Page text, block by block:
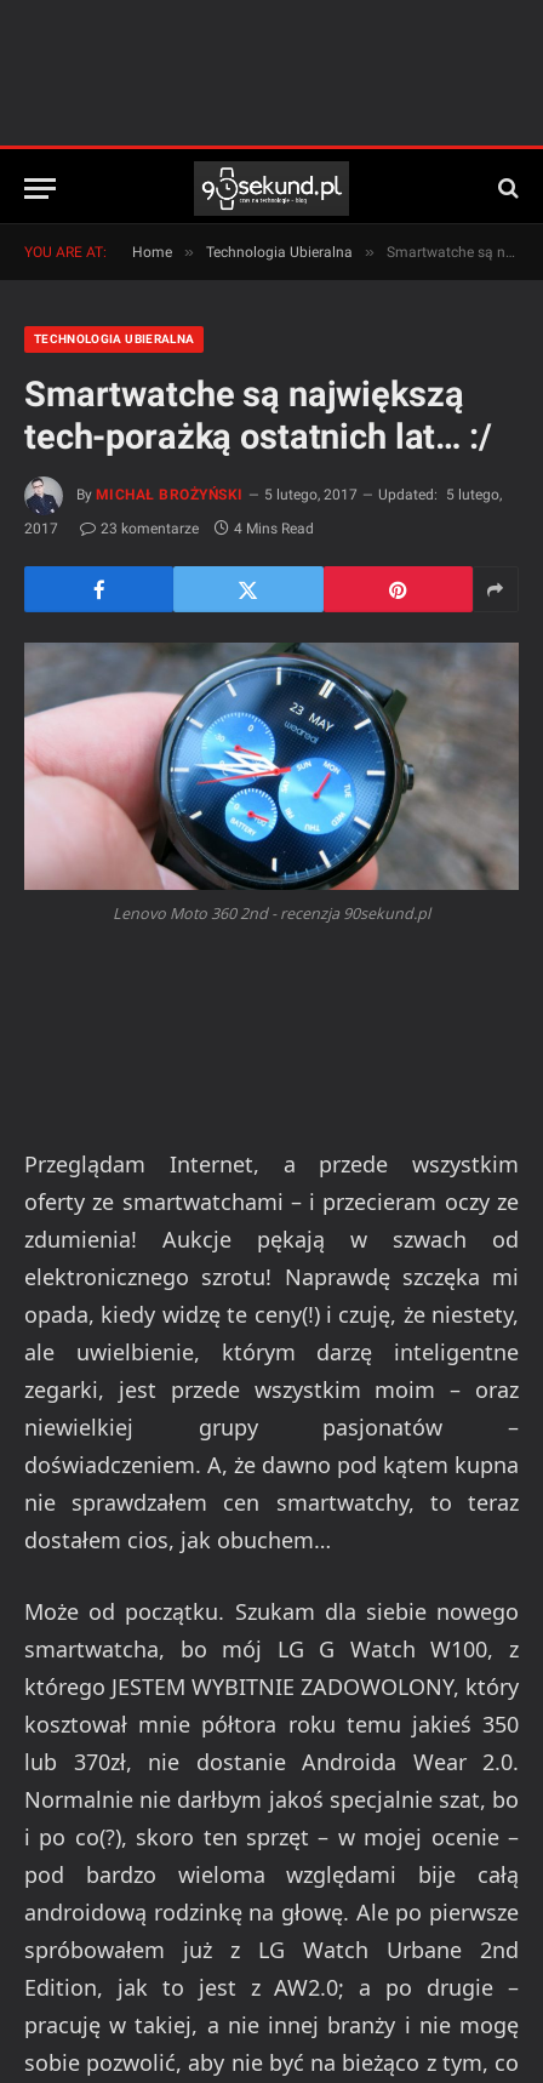
YOU ARE AT: Home » Technologia Ubieralna » Smartwatche są największą tech-porażką ostatnich lat… :/
TECHNOLOGIA UBIERALNA
Smartwatche są największą
tech-porażką ostatnich lat… :/
By MICHAŁ BROŻYŃSKI 5 lutego, 2017 Updated:
5 lutego,
2017
23 komentarze 4 Mins Read
Lenovo Moto 360 2nd - recenzja 90sekund.pl
Przeglądam Internet, a przede wszystkim
oferty ze smartwatchami – i przecieram oczy ze
zdumienia! Aukcje pękają w szwach od
elektronicznego szrotu! Naprawdę szczęka mi
opada, kiedy widzę te ceny(!) i czuję, że niestety,
ale uwielbienie, którym darzę inteligentne
zegarki, jest przede wszystkim moim – oraz
niewielkiej grupy pasjonatów –
doświadczeniem. A, że dawno pod kątem kupna
nie sprawdzałem cen smartwatchy, to teraz
dostałem cios, jak obuchem…
Może od początku. Szukam dla siebie nowego
smartwatcha, bo mój LG G Watch W100, z
którego JESTEM WYBITNIE ZADOWOLONY, który
kosztował mnie półtora roku temu jakieś 350
lub 370zł, nie dostanie Androida Wear 2.0.
Normalnie nie darłbym jakoś specjalnie szat, bo
i po co(?), skoro ten sprzęt – w mojej ocenie –
pod bardzo wieloma względami bije całą
androidową rodzinkę na głowę. Ale po pierwsze
spróbowałem już z LG Watch Urbane 2nd
Edition, jak to jest z AW2.0; a po drugie –
pracuję w takiej, a nie innej branży i nie mogę
sobie pozwolić, aby nie być na bieżąco z tym, co